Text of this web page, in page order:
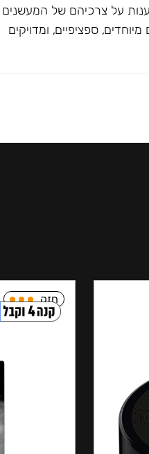
על צרכיהם של המעשנים
ספציפיים, ומדויקים
חזק